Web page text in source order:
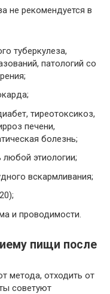
не рекомендуется в
туберкулеза,
патологий со
тиреотоксикоз,
печени,
болезнь;
любой этиологии;
вскармливания;
и проводимости.
пищи после
метода, отходить от
советуют